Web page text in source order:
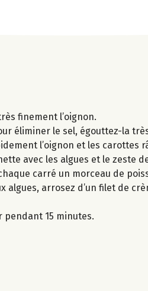
finement l’oignon.
éliminer le sel, égouttez-la
l’oignon et les carottes
avec les algues et le zeste
carré un morceau de
arrosez d’un filet de
pendant 15 minutes.